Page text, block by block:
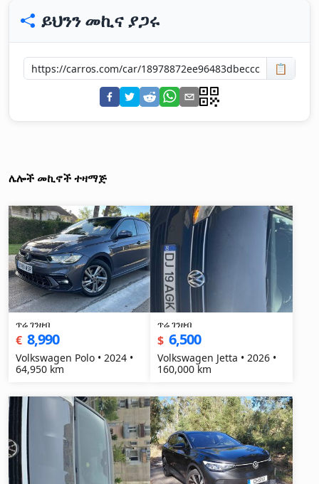
ይህንን መኪና ያጋሩ
📋
ሌሎች መኪኖች ተዛማጅ
ጥሬ ገንዘብ
€ 8,990
Volkswagen Polo • 2024 •
64,950 km
ጥሬ ገንዘብ
$ 6,500
Volkswagen Jetta • 2026 •
160,000 km